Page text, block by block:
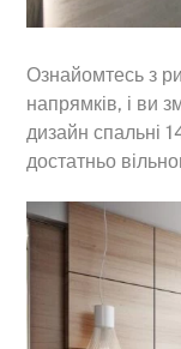
Ознайомтесь з
напрямків, і ви
дизайн спальні
достатньо